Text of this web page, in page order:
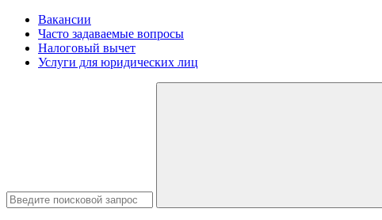
Вакансии
Часто задаваемые вопросы
Налоговый вычет
Услуги для юридических лиц